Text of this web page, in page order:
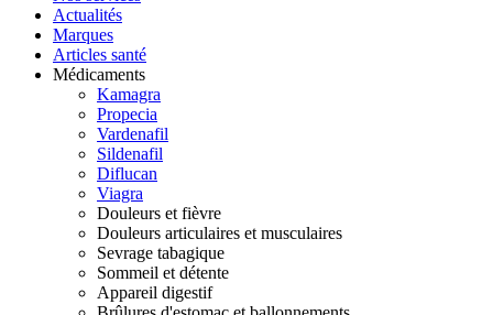
Actualités
Marques
Articles santé
Médicaments
Kamagra
Propecia
Vardenafil
Sildenafil
Diflucan
Viagra
Douleurs et fièvre
Douleurs articulaires et musculaires
Sevrage tabagique
Sommeil et détente
Appareil digestif